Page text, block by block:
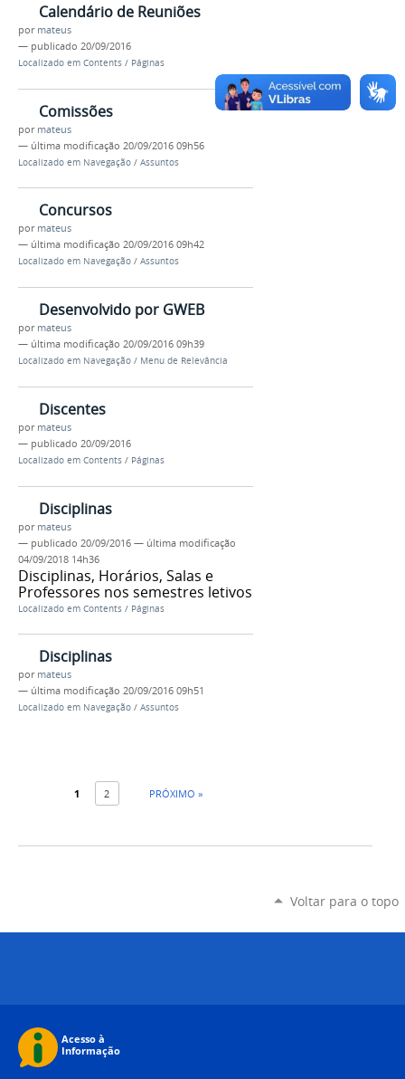
Calendário de Reuniões
por mateus
— publicado 20/09/2016
Localizado em Contents / Páginas
Comissões
por mateus
— última modificação 20/09/2016 09h56
Localizado em Navegação / Assuntos
Concursos
por mateus
— última modificação 20/09/2016 09h42
Localizado em Navegação / Assuntos
Desenvolvido por GWEB
por mateus
— última modificação 20/09/2016 09h39
Localizado em Navegação / Menu de Relevância
Discentes
por mateus
— publicado 20/09/2016
Localizado em Contents / Páginas
Disciplinas
por mateus
— publicado 20/09/2016 — última modificação
04/09/2018 14h36
Disciplinas, Horários, Salas e
Professores nos semestres letivos
Localizado em Contents / Páginas
Disciplinas
por mateus
— última modificação 20/09/2016 09h51
Localizado em Navegação / Assuntos
1 2 PRÓXIMO »
Voltar para o topo